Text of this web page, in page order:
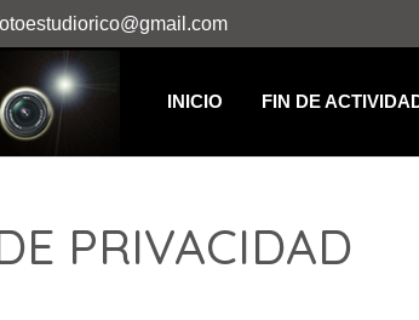
INICIO FIN DE
PRIVACIDAD